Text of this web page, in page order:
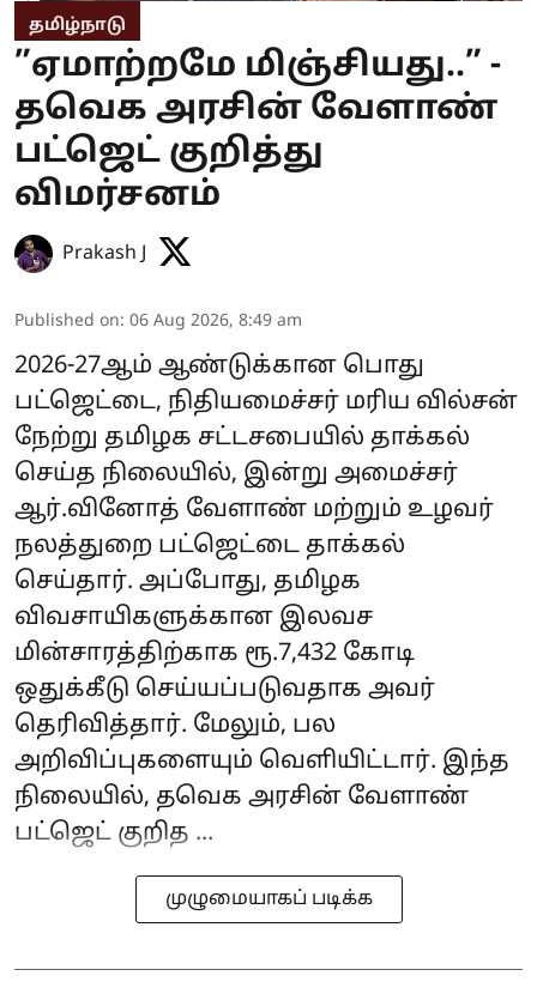
தமிழ்நாடு
”ஏமாற்றமே மிஞ்சியது..” -
தவெக அரசின் வேளாண்
பட்ஜெட் குறித்து
விமர்சனம்
Prakash J
Published on: 06 Aug 2026, 8:49 am
2026-27ஆம் ஆண்டுக்கான பொது
பட்ஜெட்டை, நிதியமைச்சர் மரிய வில்சன்
நேற்று தமிழக சட்டசபையில் தாக்கல்
செய்த நிலையில், இன்று அமைச்சர்
ஆர்.வினோத் வேளாண் மற்றும் உழவர்
நலத்துறை பட்ஜெட்டை தாக்கல்
செய்தார். அப்போது, தமிழக
விவசாயிகளுக்கான இலவச
மின்சாரத்திற்காக ரூ.7,432 கோடி
ஒதுக்கீடு செய்யப்படுவதாக அவர்
தெரிவித்தார். மேலும், பல
அறிவிப்புகளையும் வெளியிட்டார். இந்த
நிலையில், தவெக அரசின் வேளாண்
பட்ஜெட் குறித ...
முழுமையாகப் படிக்க